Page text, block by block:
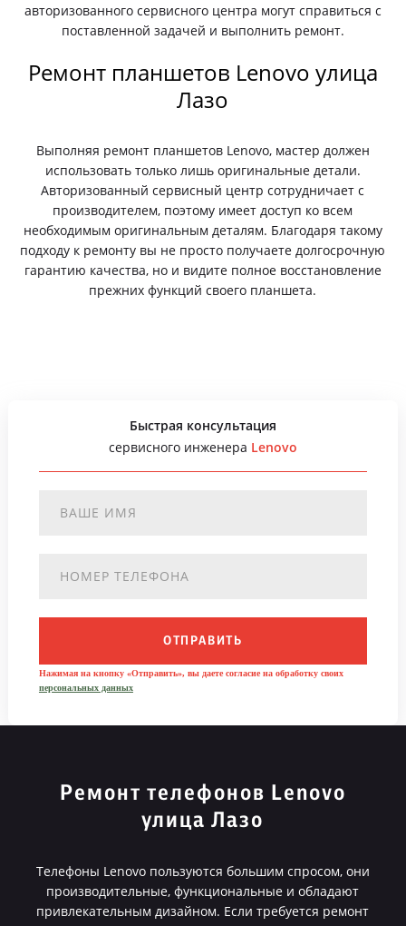
авторизованного сервисного центра могут справиться с
поставленной задачей и выполнить ремонт.
Ремонт планшетов Lenovo улица
Лазо
Выполняя ремонт планшетов Lenovo, мастер должен
использовать только лишь оригинальные детали.
Авторизованный сервисный центр сотрудничает с
производителем, поэтому имеет доступ ко всем
необходимым оригинальным деталям. Благодаря такому
подходу к ремонту вы не просто получаете долгосрочную
гарантию качества, но и видите полное восстановление
прежних функций своего планшета.
Быстрая консультация
сервисного инженера Lenovo
ОТПРАВИТЬ
Нажимая на кнопку «Отправить», вы даете согласие на обработку своих
персональных данных
Ремонт телефонов Lenovo
улица Лазо
Телефоны Lenovo пользуются большим спросом, они
производительные, функциональные и обладают
привлекательным дизайном. Если требуется ремонт